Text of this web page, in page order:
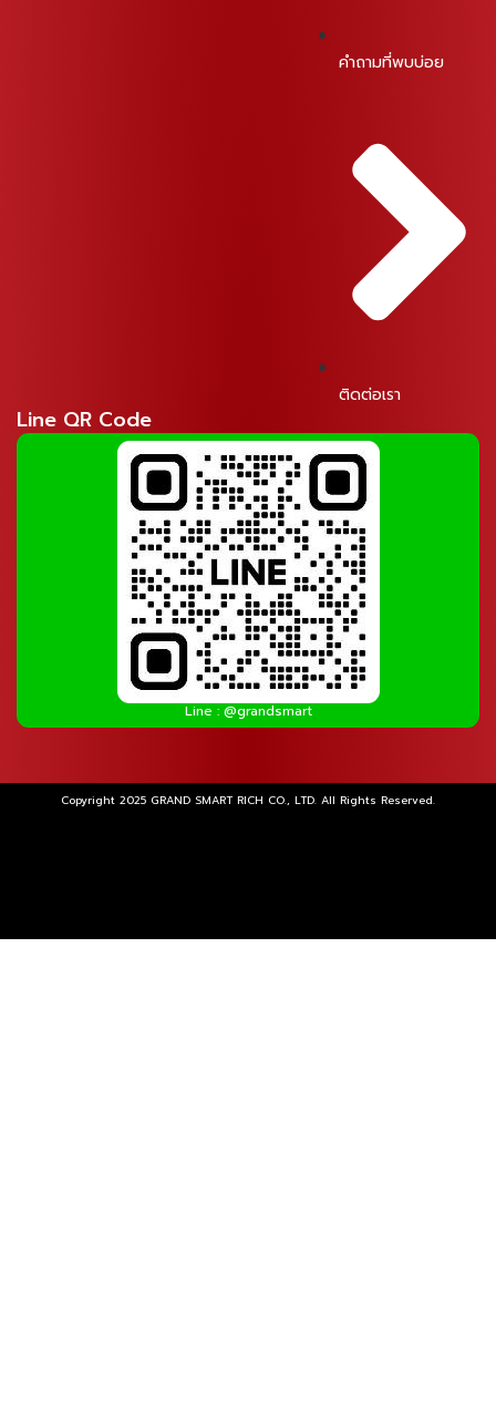
คำถามที่พบบ่อย
ติดต่อเรา
Line QR Code
Line : @grandsmart
Copyright 2025 GRAND SMART RICH CO., LTD. All Rights Reserved.